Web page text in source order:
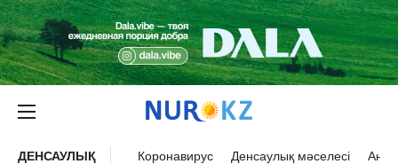
ДЕНСАУЛЫҚ Коронавирус Денсаулық мәселесі Ана